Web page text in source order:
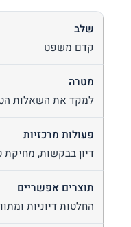
קדם משפט
למקד את השאלות
דיון בבקשות, מחיקת
החלטות דיוניות